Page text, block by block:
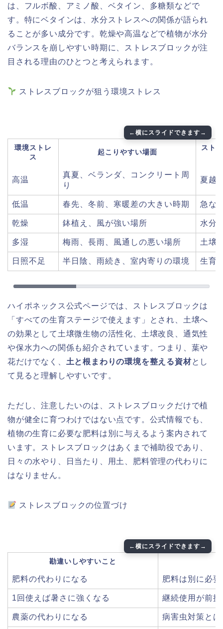
は、フルボ酸、アミノ酸、ベタイン、多糖類などで
す。特にベタインは、水分ストレスへの関係が語られ
ることが多い成分です。乾燥や高温などで植物が水分
バランスを崩しやすい時期に、ストレスブロックが注
目される理由のひとつと考えられます。
ストレスブロックが狙う環境ストレス
環境ストレ
ス
起こりやすい場面
スト
高温
真夏、ベランダ、コンクリート周
り
夏越
低温 春先、冬前、寒暖差の大きい時期 急な
乾燥 鉢植え、風が強い場所 水分
多湿 梅雨、長雨、風通しの悪い場所 土壌
日照不足 半日陰、雨続き、室内寄りの環境 生育
ハイポネックス公式ページでは、ストレスブロックは
「すべての生育ステージで使えます」とされ、土壌へ
の効果として土壌微生物の活性化、土壌改良、通気性
や保水力への関係も紹介されています。つまり、葉や
花だけでなく、 土と根まわりの環境を整える資材とし
て見ると理解しやすいです。
ただし、注意したいのは、ストレスブロックだけで植
物が健全に育つわけではない点です。公式情報でも、
植物の生育に必要な肥料は別に与えるよう案内されて
います。ストレスブロックはあくまで補助役であり、
日々の水やり、日当たり、用土、肥料管理の代わりに
はなりません。
ストレスブロックの位置づけ
勘違いしやすいこと
肥料の代わりになる 肥料は別に必要
1回使えば暑さに強くなる 継続使用が前提
農薬の代わりになる 病害虫対策と